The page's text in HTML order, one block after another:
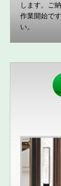
します。ご
作業開始で
い。